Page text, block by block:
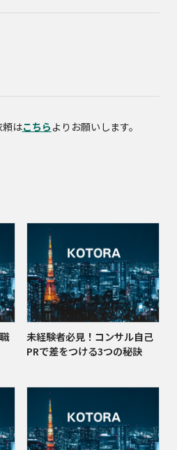
はこちら よりお願いします。
未経験者必見！コンサル自己
PRで差をつける3つの秘訣